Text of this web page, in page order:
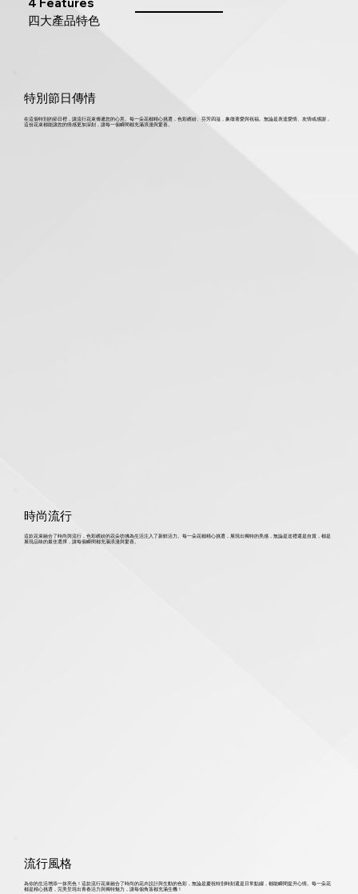
四大產品特色
特別節日傳情
在這個特別的節日裡，讓流行花束傳遞您的心意。每一朵花都精心挑選，色彩繽紛、芬芳四溢，象徵著愛與祝福。無論是表達愛情、友情或感謝，
這份花束都能讓您的情感更加深刻，讓每一個瞬間都充滿浪漫與驚喜。
時尚流行
這款花束融合了時尚與流行，色彩繽紛的花朵彷彿為生活注入了新鮮活力。每一朵花都精心挑選，展現出獨特的美感，無論是送禮還是自賞，都是
展現品味的最佳選擇，讓每個瞬間都充滿浪漫與驚喜。
流行風格
為你的生活增添一抹亮色！這款流行花束融合了時尚的花卉設計與生動的色彩，無論是慶祝特別時刻還是日常點綴，都能瞬間提升心情。每一朵花
都是精心挑選，完美呈現出青春活力與獨特魅力，讓每個角落都充滿生機！